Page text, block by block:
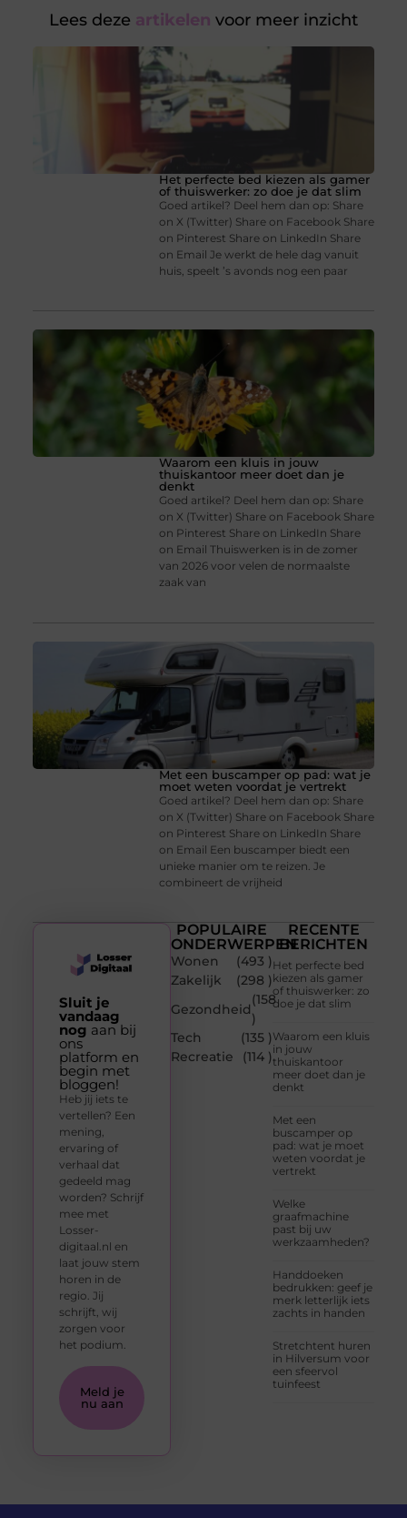
Lees deze artikelen voor meer inzicht
Het perfecte bed kiezen als gamer
of thuiswerker: zo doe je dat slim
Goed artikel? Deel hem dan op: Share
on X (Twitter) Share on Facebook Share
on Pinterest Share on LinkedIn Share
on Email Je werkt de hele dag vanuit
huis, speelt ’s avonds nog een paar
Waarom een kluis in jouw
thuiskantoor meer doet dan je
denkt
Goed artikel? Deel hem dan op: Share
on X (Twitter) Share on Facebook Share
on Pinterest Share on LinkedIn Share
on Email Thuiswerken is in de zomer
van 2026 voor velen de normaalste
zaak van
Met een buscamper op pad: wat je
moet weten voordat je vertrekt
Goed artikel? Deel hem dan op: Share
on X (Twitter) Share on Facebook Share
on Pinterest Share on LinkedIn Share
on Email Een buscamper biedt een
unieke manier om te reizen. Je
combineert de vrijheid
POPULAIRE
ONDERWERPEN
Wonen
(493 )
Zakelijk
(298 )
Gezondheid
(158
)
Tech
(135 )
Recreatie
(114 )
RECENTE
BERICHTEN
Het perfecte bed
kiezen als gamer
of thuiswerker: zo
doe je dat slim
Waarom een kluis
in jouw
thuiskantoor
meer doet dan je
denkt
Met een
buscamper op
pad: wat je moet
weten voordat je
vertrekt
Welke
graafmachine
past bij uw
werkzaamheden?
Handdoeken
bedrukken: geef je
merk letterlijk iets
zachts in handen
Stretchtent huren
in Hilversum voor
een sfeervol
tuinfeest
Sluit je
vandaag
nog aan bij
ons
platform en
begin met
bloggen!
Heb jij iets te
vertellen? Een
mening,
ervaring of
verhaal dat
gedeeld mag
worden? Schrijf
mee met
Losser-
digitaal.nl en
laat jouw stem
horen in de
regio. Jij
schrijft, wij
zorgen voor
het podium.
Meld je
nu aan